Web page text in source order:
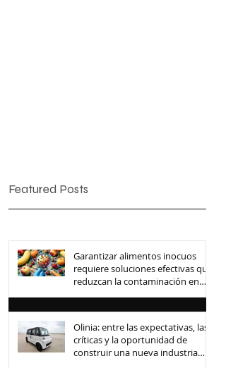
Featured Posts
Garantizar alimentos inocuos
requiere soluciones efectivas que
reduzcan la contaminación en
toda la cadena de suministro
Olinia: entre las expectativas, las
críticas y la oportunidad de
construir una nueva industria